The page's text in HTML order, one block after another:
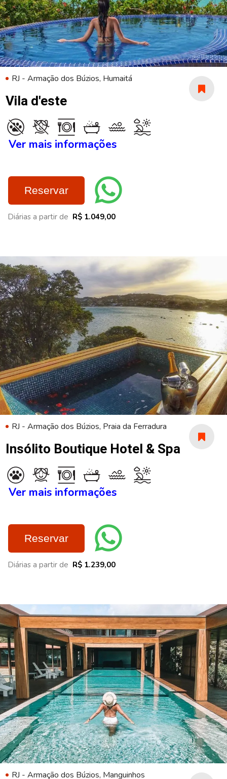
RJ - Armação dos Búzios, Humaitá
Vila d'este
Ver mais informações
Reservar
Diárias a partir de R$ 1.049,00
RJ - Armação dos Búzios, Praia da Ferradura
Insólito Boutique Hotel & Spa
Ver mais informações
Reservar
Diárias a partir de R$ 1.239,00
RJ - Armação dos Búzios, Manguinhos